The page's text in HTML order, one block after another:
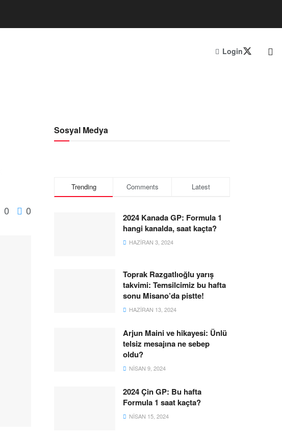
Login
0 0
Sosyal Medya
Trending Comments Latest
2024 Kanada GP: Formula 1
hangi kanalda, saat kaçta?
HAZIRAN 3, 2024
Toprak Razgatlıoğlu yarış
takvimi: Temsilcimiz bu hafta
sonu Misano’da pistte!
HAZIRAN 13, 2024
Arjun Maini ve hikayesi: Ünlü
telsiz mesajına ne sebep
oldu?
NISAN 9, 2024
2024 Çin GP: Bu hafta
Formula 1 saat kaçta?
NISAN 15, 2024